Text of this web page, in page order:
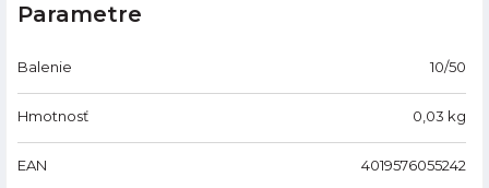
Parametre
Balenie 10/50
Hmotnosť 0,03 kg
EAN 4019576055242